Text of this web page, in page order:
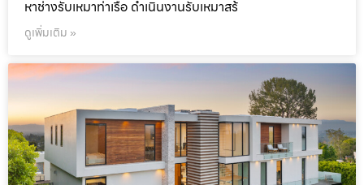
หาช่างรับเหมาท่าเรือ ดำเนินงานรับเหมาสร้
ดูเพิ่มเติม »